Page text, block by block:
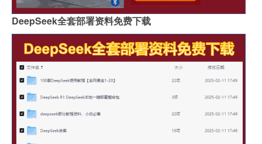
DeepSeek全套部署资料免费下载